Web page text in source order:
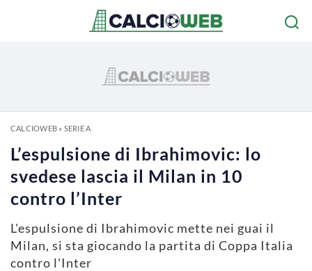
CALCIOWEB» SERIE A
L’espulsione di Ibrahimovic: lo
svedese lascia il Milan in 10
contro l’Inter
L'espulsione di Ibrahimovic mette nei guai il
Milan, si sta giocando la partita di Coppa Italia
contro l'Inter